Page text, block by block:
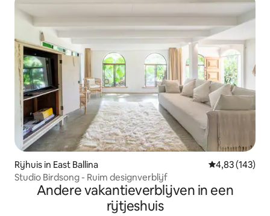
Rijhuis in East Ballina Gemiddelde
4,83 (143)
Studio Birdsong - Ruim designverblijf
Andere vakantieverblijven in een
rijtjeshuis